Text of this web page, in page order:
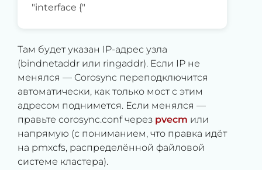
"interface {"
Там будет указан IP-адрес узла
(bindnetaddr или ringaddr). Если IP не
менялся — Corosync переподключится
автоматически, как только мост с этим
адресом поднимется. Если менялся —
правьте corosync.conf через pvecm или
напрямую (с пониманием, что правка идёт
на pmxcfs, распределённой файловой
системе кластера).